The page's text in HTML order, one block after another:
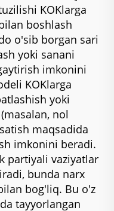
KOKlarga
boshlash
o'sib borgan sari
yoki sanani
imkonini
KOKlarga
yoki
nol
maqsadida
imkonini beradi.
partiyali vaziyatlar
bunda narx
bog'liq. Bu o'z
tayyorlangan